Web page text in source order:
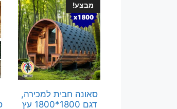
מבצע!
סאונה חבית למכירה,
דגם 1800*1800 עץ